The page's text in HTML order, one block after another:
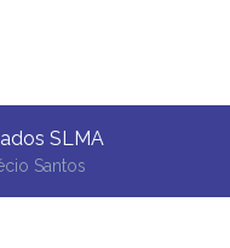
SLMA
Santos